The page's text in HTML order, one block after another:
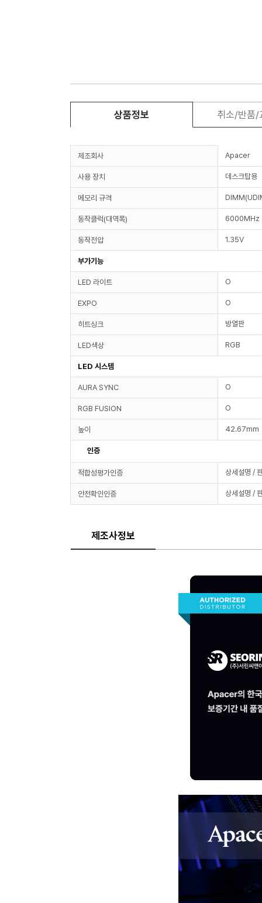
상품정보 취소/반품/
제조회사 Apacer
사용 장치 데스크탑용
메모리 규격
동작클럭(대역폭)
동작전압 1.35V
부가기능
LED 라이트 O
EXPO O
히트싱크 방열판
LED색상 RGB
LED 시스템
AURA SYNC O
RGB FUSION O
높이 42.67mm
인증
적합성평가인증 상세설명 /
안전확인인증 상세설명 /
제조사정보